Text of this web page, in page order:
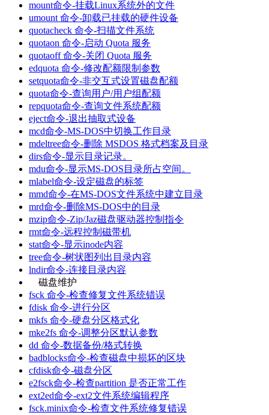
mount命令-挂载Linux系统外的文件
umount 命令-卸载已挂载的硬件设备
quotacheck 命令-扫描文件系统
quotaon 命令-启动 Quota 服务
quotaoff 命令-关闭 Quota 服务
edquota 命令-修改配额限制参数
setquota命令-非交互式设置磁盘配额
quota命令-查询用户/用户组配额
repquota命令-查询文件系统配额
eject命令-退出抽取式设备
mcd命令-MS-DOS中切换工作目录
mdeltree命令-删除 MSDOS 格式档案及目录
dirs命令-显示目录记录。
mdu命令-显示MS-DOS目录所占空间。
mlabel命令-设定磁盘的标签
mmd命令-在MS-DOS文件系统中建立目录
mrd命令-删除MS-DOS中的目录
mzip命令-Zip/Jaz磁盘驱动器控制指令
rmt命令-远程控制磁带机
stat命令-显示inode内容
tree命令-树状图列出目录内容
lndir命令-连接目录内容
磁盘维护
fsck 命令-检查修复文件系统错误
fdisk 命令-进行分区
mkfs 命令-硬盘分区格式化
mke2fs 命令-调整分区默认参数
dd 命令-数据备份/格式转换
badblocks命令-检查磁盘中损坏的区块
cfdisk命令-磁盘分区
e2fsck命令-检查partition 是否正常工作
ext2ed命令-ext2文件系统编辑程序
fsck.minix命令-检查文件系统修复错误